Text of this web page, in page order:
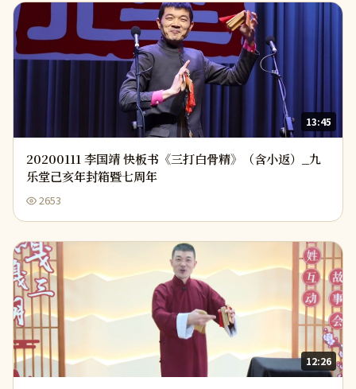
13:45
20200111 李国靖 快板书《三打白骨精》（含小返）_九
乐堂己亥年封箱暨七周年
2653
12:26